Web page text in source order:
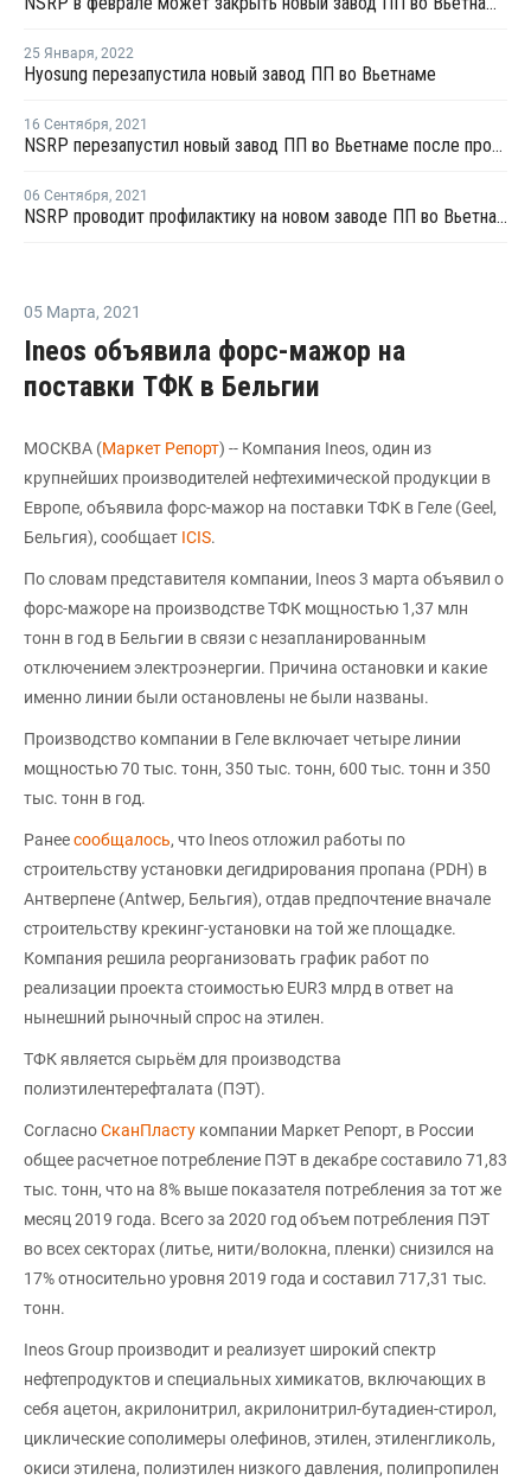
25 Января, 2022
Hyosung перезапустила новый завод ПП во Вьетнаме
16 Сентября, 2021
NSRP перезапустил новый завод ПП во Вьетнаме после профилактики
06 Сентября, 2021
NSRP проводит профилактику на новом заводе ПП во Вьетнаме
05 Марта, 2021
Ineos объявила форс-мажор на
поставки ТФК в Бельгии
МОСКВА (Маркет Репорт) -- Компания Ineos, один из
крупнейших производителей нефтехимической продукции в
Европе, объявила форс-мажор на поставки ТФК в Геле (Geel,
Бельгия), сообщает ICIS.
По словам представителя компании, Ineos 3 марта объявил о
форс-мажоре на производстве ТФК мощностью 1,37 млн
тонн в год в Бельгии в связи с незапланированным
отключением электроэнергии. Причина остановки и какие
именно линии были остановлены не были названы.
Производство компании в Геле включает четыре линии
мощностью 70 тыс. тонн, 350 тыс. тонн, 600 тыс. тонн и 350
тыс. тонн в год.
Ранеесообщалось, что Ineos отложил работы по
строительству установки дегидрирования пропана (PDH) в
Антверпене (Antwep, Бельгия), отдав предпочтение вначале
строительству крекинг-установки на той же площадке.
Компания решила реорганизовать график работ по
реализации проекта стоимостью EUR3 млрд в ответ на
нынешний рыночный спрос на этилен.
ТФК является сырьём для производства
полиэтилентерефталата (ПЭТ).
СогласноСканПласту компании Маркет Репорт, в России
общее расчетное потребление ПЭТ в декабре составило 71,83
тыс. тонн, что на 8% выше показателя потребления за тот же
месяц 2019 года. Всего за 2020 год объем потребления ПЭТ
во всех секторах (литье, нити/волокна, пленки) снизился на
17% относительно уровня 2019 года и составил 717,31 тыс.
тонн.
Ineos Group производит и реализует широкий спектр
нефтепродуктов и специальных химикатов, включающих в
себя ацетон, акрилонитрил, акрилонитрил-бутадиен-стирол,
циклические сополимеры олефинов, этилен, этиленгликоль,
окиси этилена, полиэтилен низкого давления, полипропилен